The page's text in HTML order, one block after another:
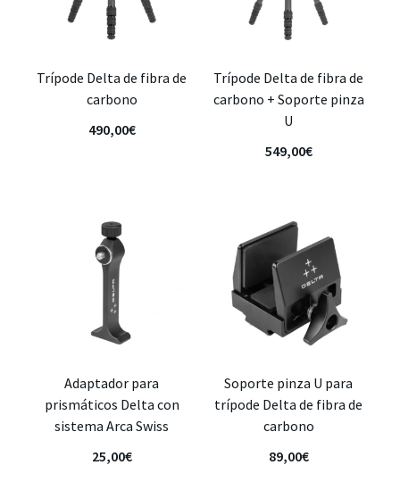
Trípode Delta de fibra de
carbono
490,00€
Trípode Delta de fibra de
carbono + Soporte pinza
U
549,00€
Adaptador para
prismáticos Delta con
sistema Arca Swiss
25,00€
Soporte pinza U para
trípode Delta de fibra de
carbono
89,00€